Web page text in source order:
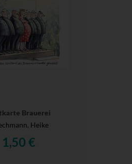
Brauerei
Heike
1,50 €